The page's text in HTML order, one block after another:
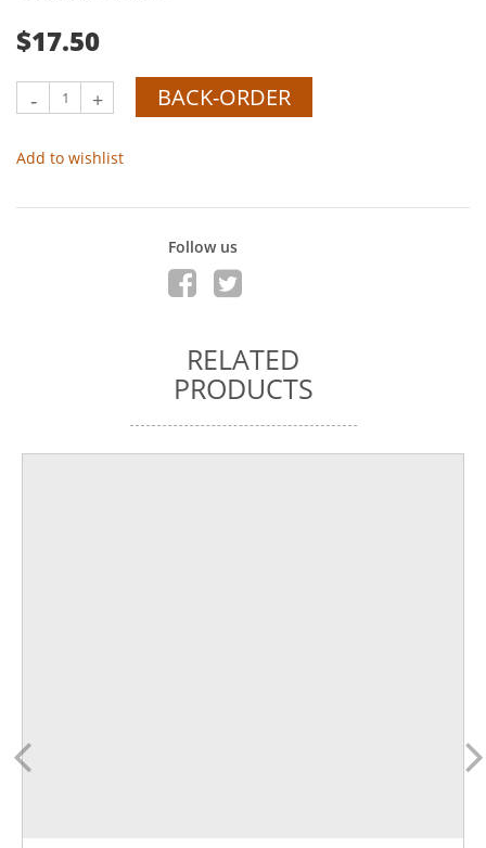
$17.50
- + BACK-ORDER
Add to wishlist
Follow us
RELATED
PRODUCTS